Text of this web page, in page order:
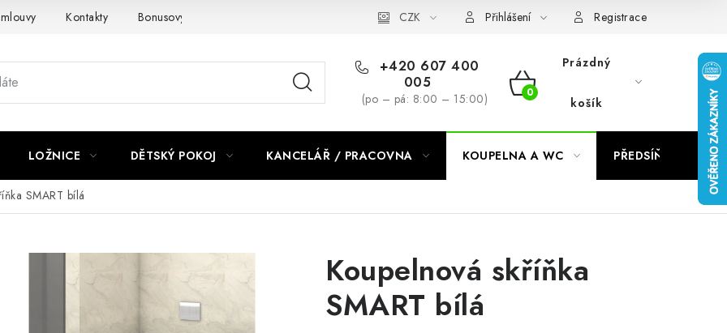
Kontakty Bonusový program NBM+ CZK Přihlášení Registrace
+420 607 400
005
(po – pá: 8:00 – 15:00)
NÁKUPNÍ
Prázdný
košík
LOŽNICE DĚTSKÝ POKOJ KANCELÁŘ / PRACOVNA KOUPELNA A WC PŘEDSÍŇ
SMART bílá
Koupelnová skříňka
SMART bílá